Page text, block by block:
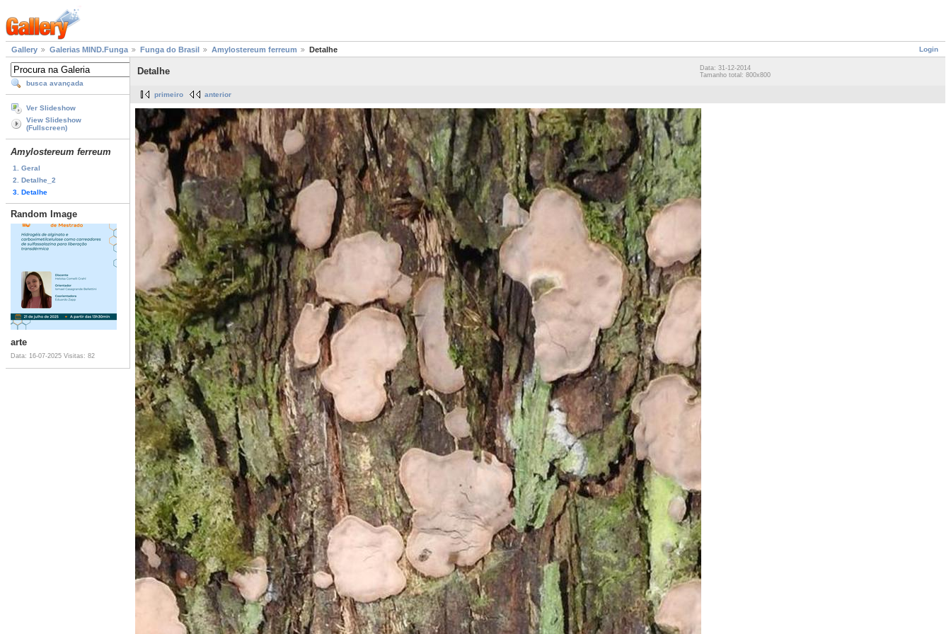
Login
Gallery Galerias MIND.Funga Funga do Brasil Amylostereum ferreum Detalhe
busca avançada
Ver Slideshow
View Slideshow
(Fullscreen)
Amylostereum ferreum
1. Geral
2. Detalhe_2
3. Detalhe
Random Image
arte
Data: 16-07-2025 Visitas: 82
Detalhe
Data: 31-12-2014
Tamanho total: 800x800
primeiro anterior